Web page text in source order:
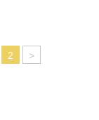
2 >